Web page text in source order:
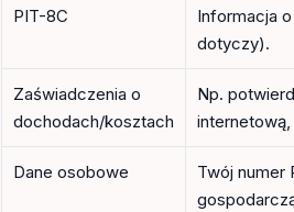
PIT-8C
Informacja
dotyczy).
Zaświadczenia o
dochodach/kosztach
Np.
internetową,
Dane osobowe
Twój numer